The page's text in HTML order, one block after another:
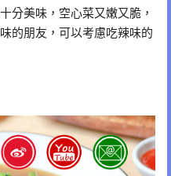
分美味，空心菜又嫩又脆，
的朋友，可以考慮吃辣味的